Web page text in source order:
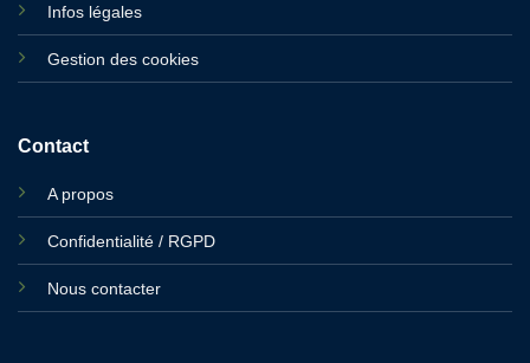
Infos légales
Gestion des cookies
Contact
A propos
Confidentialité / RGPD
Nous contacter